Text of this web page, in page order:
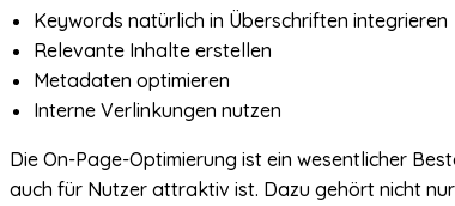
Keywords natürlich in Überschriften integrieren
Relevante Inhalte erstellen
Metadaten optimieren
Interne Verlinkungen nutzen
Die On-Page-Optimierung ist ein wesentlicher
auch für Nutzer attraktiv ist. Dazu gehört nicht